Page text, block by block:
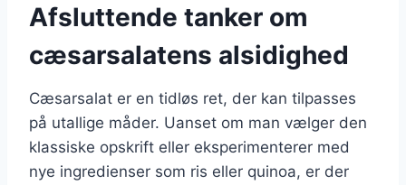
Afsluttende tanker om
cæsarsalatens alsidighed
Cæsarsalat er en tidløs ret, der kan tilpasses
på utallige måder. Uanset om man vælger den
klassiske opskrift eller eksperimenterer med
nye ingredienser som ris eller quinoa, er der